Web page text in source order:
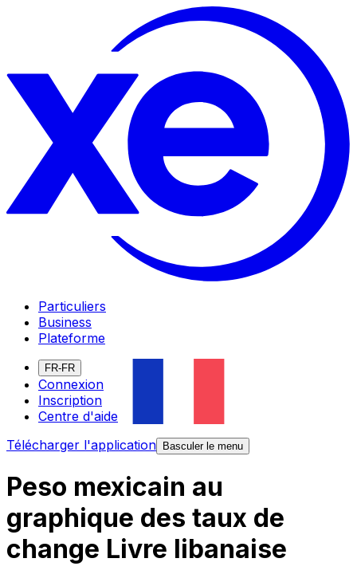
Particuliers
Business
Plateforme
FR-FR
Connexion
Inscription
Centre d'aide
Télécharger l'application
Basculer le menu
Peso mexicain au
graphique des taux de
change Livre libanaise